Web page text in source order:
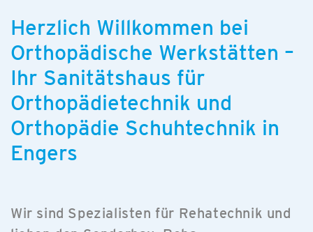
Herzlich Willkommen bei
Orthopädische Werkstätten –
Ihr Sanitätshaus für
Orthopädietechnik und
Orthopädie Schuhtechnik in
Engers
Wir sind Spezialisten für Rehatechnik und